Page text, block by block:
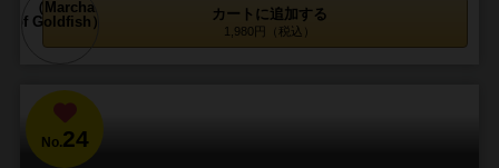
カートに追加する
1,980円（税込）
No.24